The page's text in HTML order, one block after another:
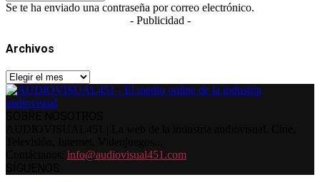
Se te ha enviado una contraseña por correo electrónico.
- Publicidad -
Archivos
Archivos
info@audiovisual451.com